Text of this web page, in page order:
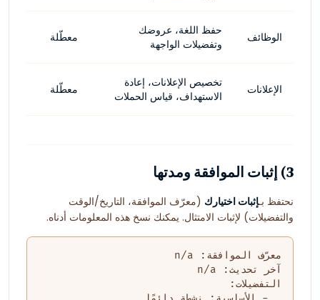
الوظائف
حفظ اللغة، عروضك
وتفضيلات الواجهة
معطّلة
الإعلانات
تخصيص الإعلانات، إعادة
الاستهداف، قياس الحملات
معطّلة
3) إثبات الموافقة ومدتها
نحتفظ بـإثبات اختيارك (معرّف الموافقة، التاريخ/الوقت
والتفضيلات) لإثبات الامتثال. يمكنك نسخ هذه المعلومات أدناه.